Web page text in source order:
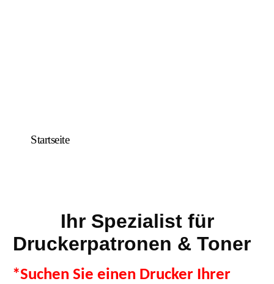
Startseite
Ihr Spezialist für
Druckerpatronen & Toner
*Suchen Sie einen Drucker Ihrer